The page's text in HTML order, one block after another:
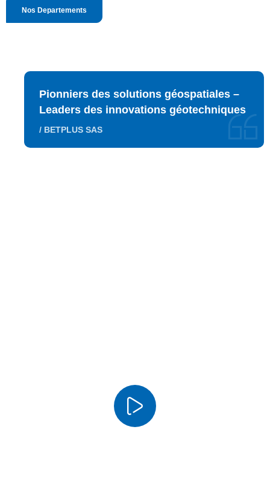
Nos Departements
Pionniers des solutions géospatiales –
Leaders des innovations géotechniques
/ BETPLUS SAS